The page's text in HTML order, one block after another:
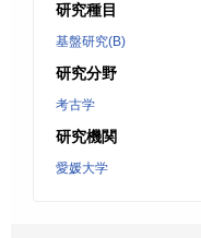
研究種目
基盤研究(B)
研究分野
考古学
研究機関
愛媛大学